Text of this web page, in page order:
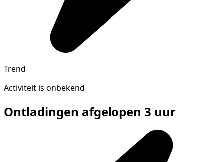
Trend
Activiteit is onbekend
Ontladingen afgelopen 3 uur